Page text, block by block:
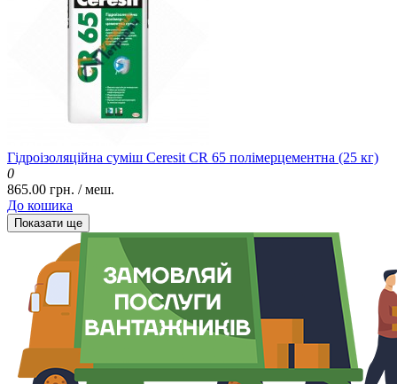
Гідроізоляційна суміш Ceresit CR 65 полімерцементна (25 кг)
0
865.00 грн. / меш.
До кошика
Показати ще